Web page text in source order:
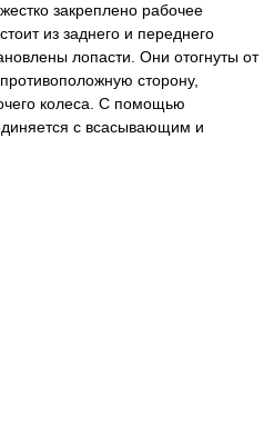
закреплено рабочее
из заднего и переднего
лопасти. Они отогнуты от
сторону,
колеса. С помощью
с всасывающим и